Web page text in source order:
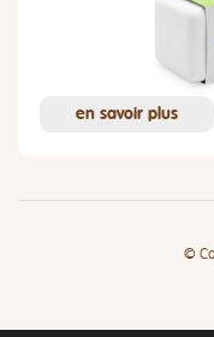
en savoir plus
©